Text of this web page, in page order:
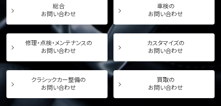
総合
お問い合わせ
車検の
お問い合わせ
修理・点検・メンテナンスの
お問い合わせ
カスタマイズの
お問い合わせ
クラシックカー整備の
お問い合わせ
買取の
お問い合わせ